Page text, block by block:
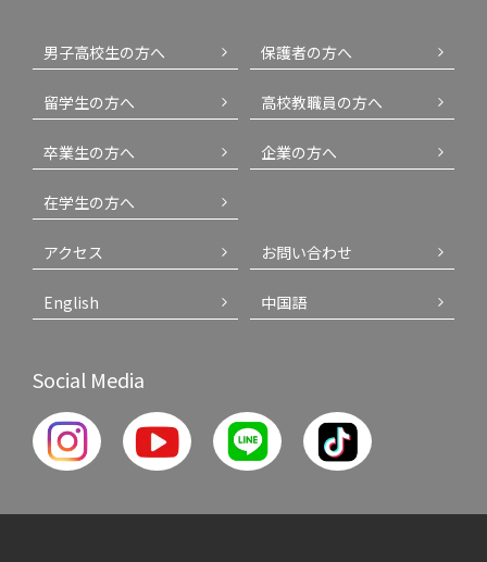
男子高校生の方へ 保護者の方へ
留学生の方へ 高校教職員の方へ
卒業生の方へ 企業の方へ
在学生の方へ
アクセス お問い合わせ
English 中国語
Social Media